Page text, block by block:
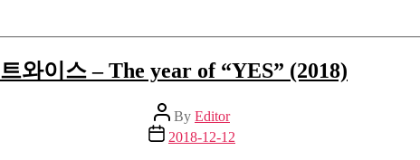
트와이스 – The year of “YES” (2018)
Post
author
By Editor
Post
date
2018-12-12